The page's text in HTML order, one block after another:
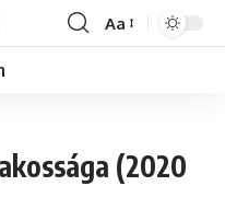
Font
Aa
(2020